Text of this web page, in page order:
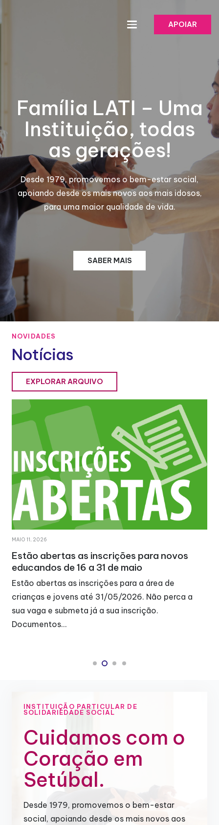
APOIAR
Família LATI – Uma
Instituição, todas
as gerações!
Desde 1979, promovemos o bem-estar social,
apoiando desde os mais novos aos mais idosos,
para uma maior qualidade de vida.
SABER MAIS
NOVIDADES
Notícias
EXPLORAR ARQUIVO
MAIO 11, 2026
Estão abertas as inscrições para novos
educandos de 16 a 31 de maio
Estão abertas as inscrições para a área de
crianças e jovens até 31/05/2026. Não perca a
sua vaga e submeta já a sua inscrição.
Documentos…
INSTITUIÇÃO PARTICULAR DE
SOLIDARIEDADE SOCIAL
Cuidamos com o
Coração em
Setúbal.
Desde 1979, promovemos o bem-estar
social, apoiando desde os mais novos aos